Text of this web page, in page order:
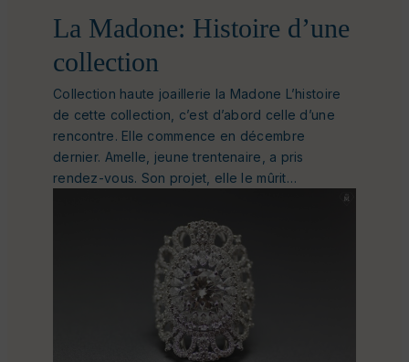
La Madone: Histoire d’une
collection
Collection haute joaillerie la Madone L’histoire
de cette collection, c’est d’abord celle d’une
rencontre. Elle commence en décembre
dernier. Amelle, jeune trentenaire, a pris
rendez-vous. Son projet, elle le mûrit…